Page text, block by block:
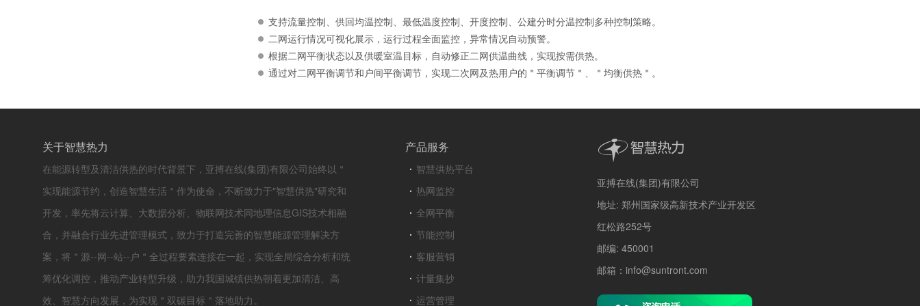
支持流量控制、供回均温控制、最低温度控制、开度控制、公建分时分温控制多种控制策略。
二网运行情况可视化展示，运行过程全面监控，异常情况自动预警。
根据二网平衡状态以及供暖室温目标，自动修正二网供温曲线，实现按需供热。
通过对二网平衡调节和户间平衡调节，实现二次网及热用户的＂平衡调节＂、＂均衡供热＂。